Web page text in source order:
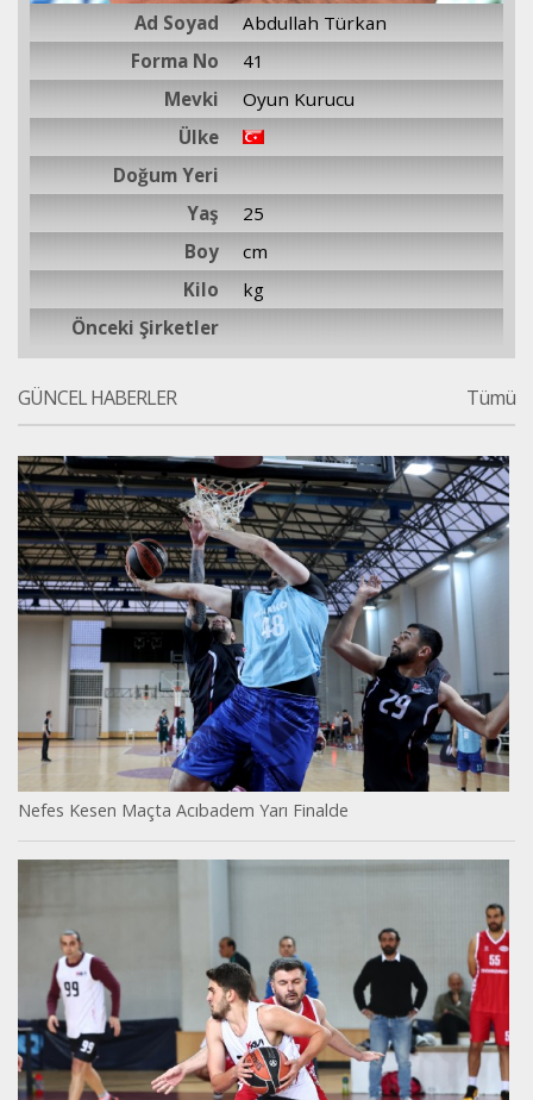
Ad Soyad
Abdullah Türkan
Forma No
41
Mevki
Oyun Kurucu
Ülke
Doğum Yeri
Yaş
25
Boy
cm
Kilo
kg
Önceki Şirketler
GÜNCEL HABERLER Tümü
Nefes Kesen Maçta Acıbadem Yarı Finalde